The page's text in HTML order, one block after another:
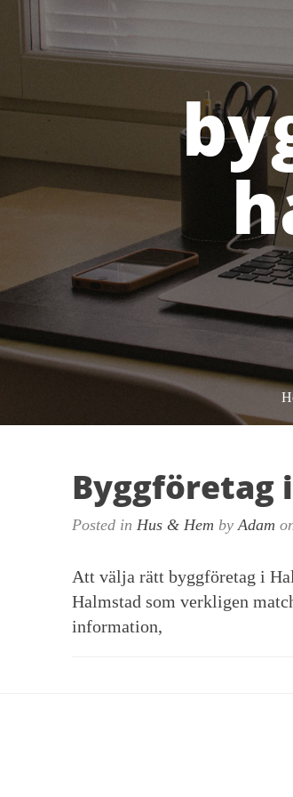
Byggföretag
Posted in Hus & Hem byAdam
Att välja rätt byggföretag i
Halmstad som verkligen
information,